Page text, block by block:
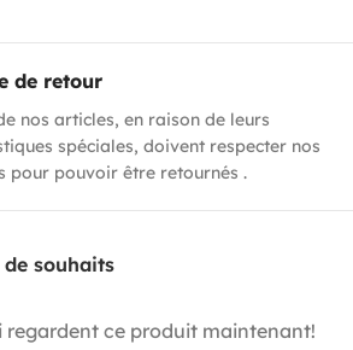
de retour
nos articles, en raison de leurs
spéciales, doivent respecter nos
pour pouvoir être retournés .
souhaits
regardent ce produit maintenant!